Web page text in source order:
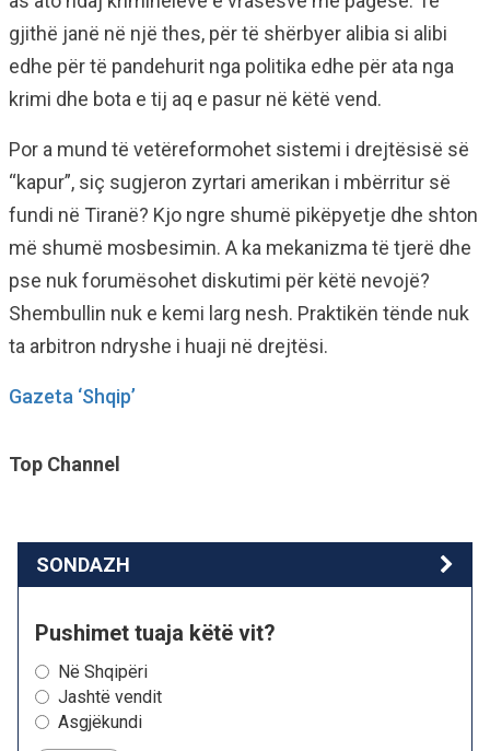
gjithë janë në një thes, për të shërbyer alibia si alibi
edhe për të pandehurit nga politika edhe për ata nga
krimi dhe bota e tij aq e pasur në këtë vend.
Por a mund të vetëreformohet sistemi i drejtësisë së
“kapur”, siç sugjeron zyrtari amerikan i mbërritur së
fundi në Tiranë? Kjo ngre shumë pikëpyetje dhe shton
më shumë mosbesimin. A ka mekanizma të tjerë dhe
pse nuk forumësohet diskutimi për këtë nevojë?
Shembullin nuk e kemi larg nesh. Praktikën tënde nuk
ta arbitron ndryshe i huaji në drejtësi.
Gazeta ‘Shqip’
Top Channel
SONDAZH
Pushimet tuaja këtë vit?
Në Shqipëri
Jashtë vendit
Asgjëkundi